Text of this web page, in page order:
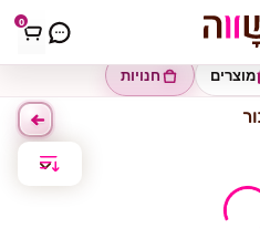
0
חנויות מוצרים